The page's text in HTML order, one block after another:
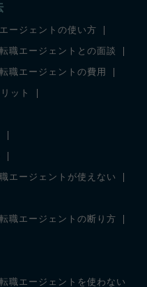
ージェントの使い方
転職エージェントとの面談
転職エージェントの費用
ット
エージェントが使えない
転職エージェントの断り方
転職エージェントを使わない